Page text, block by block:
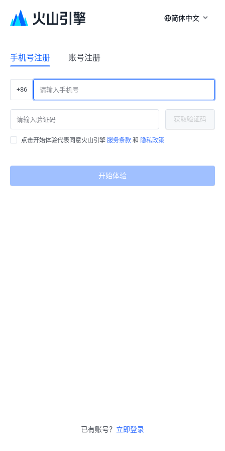
简体中文
手机号注册 账号注册
+86
获取验证码
点击开始体验代表同意火山引擎 服务条款 和 隐私政策
开始体验
已有账号？ 立即登录